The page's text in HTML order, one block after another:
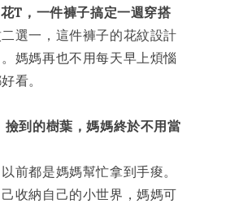
T，一件褲子搞定一週穿搭
選一，這件褲子的花紋設計
媽媽再也不用每天早上煩惱
看。
到的樹葉，媽媽終於不用當
前都是媽媽幫忙拿到手痠。
收納自己的小世界，媽媽可